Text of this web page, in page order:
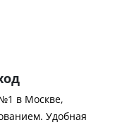
в Москве,
Удобная